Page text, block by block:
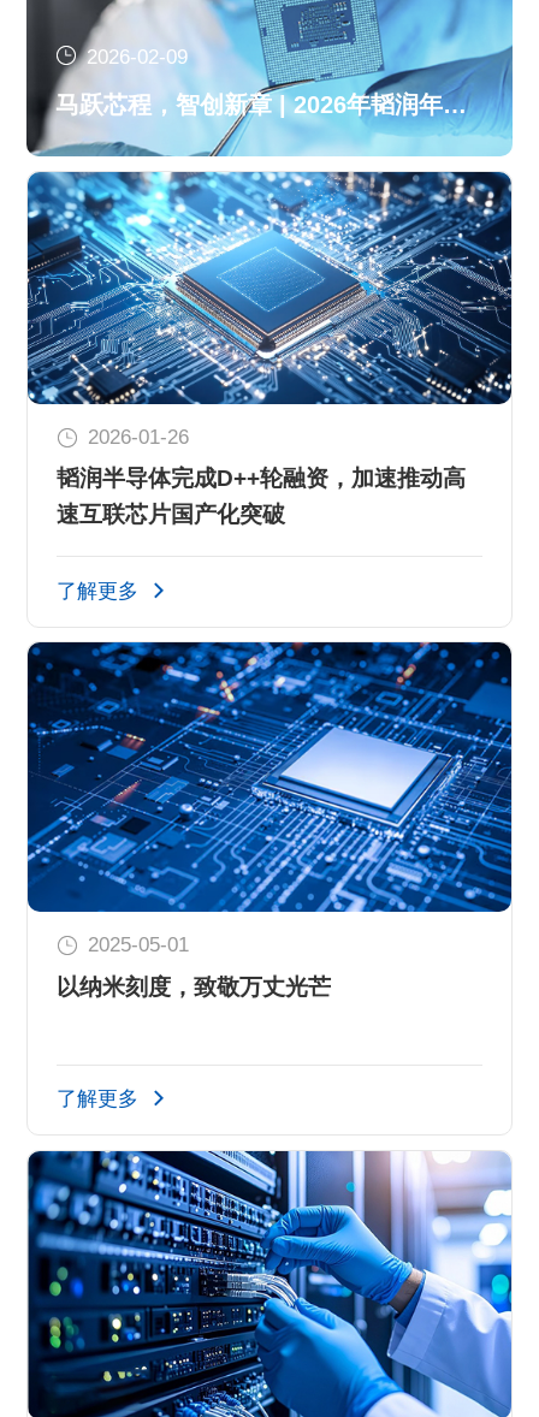
2026-02-09
马跃芯程，智创新章 | 2026年韬润年会
高光回顾
2026-01-26
韬润半导体完成D++轮融资，加速推动高
速互联芯片国产化突破
了解更多
2025-05-01
以纳米刻度，致敬万丈光芒
了解更多